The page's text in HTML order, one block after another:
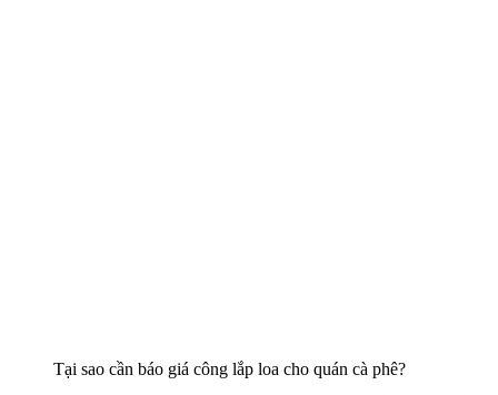
Tại sao cần báo giá công lắp loa cho quán cà phê?